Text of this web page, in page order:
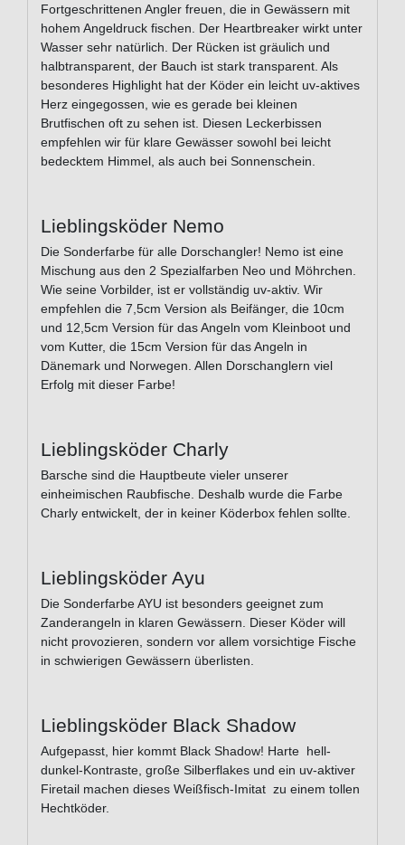
Fortgeschrittenen Angler freuen, die in Gewässern mit
hohem Angeldruck fischen. Der Heartbreaker wirkt unter
Wasser sehr natürlich. Der Rücken ist gräulich und
halbtransparent, der Bauch ist stark transparent. Als
besonderes Highlight hat der Köder ein leicht uv-aktives
Herz eingegossen, wie es gerade bei kleinen
Brutfischen oft zu sehen ist. Diesen Leckerbissen
empfehlen wir für klare Gewässer sowohl bei leicht
bedecktem Himmel, als auch bei Sonnenschein.
Lieblingsköder Nemo
Die Sonderfarbe für alle Dorschangler! Nemo ist eine
Mischung aus den 2 Spezialfarben Neo und Möhrchen.
Wie seine Vorbilder, ist er vollständig uv-aktiv. Wir
empfehlen die 7,5cm Version als Beifänger, die 10cm
und 12,5cm Version für das Angeln vom Kleinboot und
vom Kutter, die 15cm Version für das Angeln in
Dänemark und Norwegen. Allen Dorschanglern viel
Erfolg mit dieser Farbe!
Lieblingsköder Charly
Barsche sind die Hauptbeute vieler unserer
einheimischen Raubfische. Deshalb wurde die Farbe
Charly entwickelt, der in keiner Köderbox fehlen sollte.
Lieblingsköder Ayu
Die Sonderfarbe AYU ist besonders geeignet zum
Zanderangeln in klaren Gewässern. Dieser Köder will
nicht provozieren, sondern vor allem vorsichtige Fische
in schwierigen Gewässern überlisten.
Lieblingsköder Black Shadow
Aufgepasst, hier kommt Black Shadow! Harte hell-
dunkel-Kontraste, große Silberflakes und ein uv-aktiver
Firetail machen dieses Weißfisch-Imitat zu einem tollen
Hechtköder.